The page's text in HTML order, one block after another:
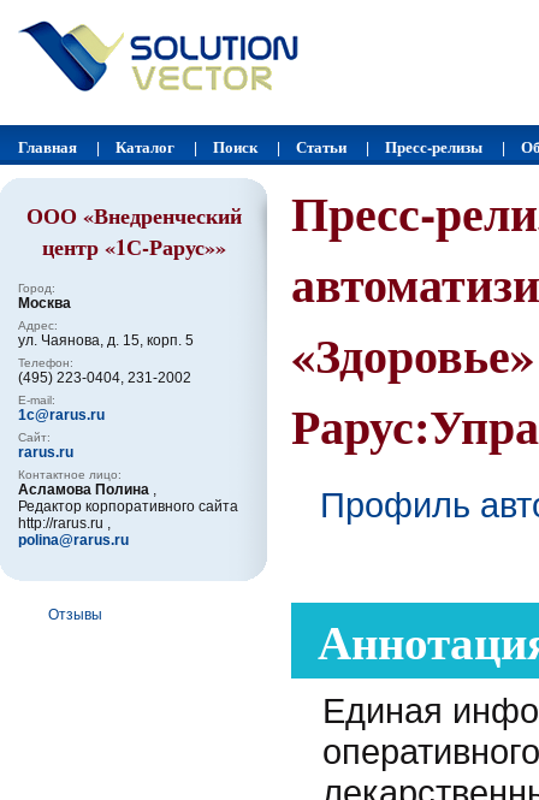
Главная Каталог Поиск Статьи Пресс-релизы
ООО «Внедренческий
центр «1С-Рарус»»
Город:
Москва
Адрес:
ул. Чаянова, д. 15, корп. 5
Телефон:
(495) 223-0404, 231-2002
E-mail:
1c@rarus.ru
Сайт:
rarus.ru
Контактное лицо:
Асламова Полина ,
Редактор корпоративного сайта
http://rarus.ru ,
polina@rarus.ru
Отзывы
Пресс-
Профиль
Единая